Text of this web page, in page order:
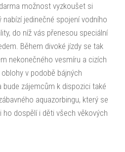
možnost vyzkoušet si
nabízí jedinečné spojení vodního
do níž vás přenesou speciální
Během divoké jízdy se tak
nekonečného vesmíru a cizích
v podobě bájných
zájemcům k dispozici také
aquazorbingu, který se
ho dospělí i děti všech věkových